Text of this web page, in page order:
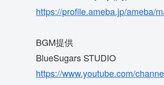
https://profile.ameba.jp/ameba/
BGM提供
BlueSugars STUDIO
https://www.youtube.com/